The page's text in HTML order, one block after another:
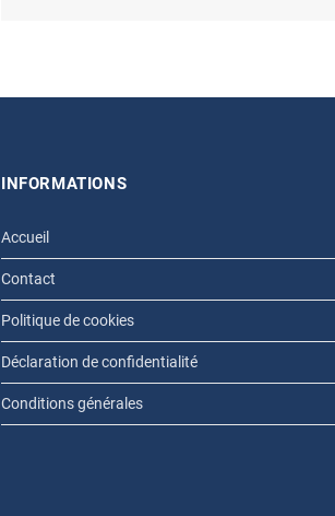
INFORMATIONS
Accueil
Contact
Politique de cookies
Déclaration de confidentialité
Conditions générales